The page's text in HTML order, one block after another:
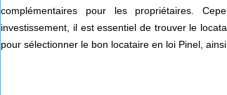
complémentaires pour les propriétaires.
investissement, il est essentiel de trouver le
pour sélectionner le bon locataire en loi Pinel,